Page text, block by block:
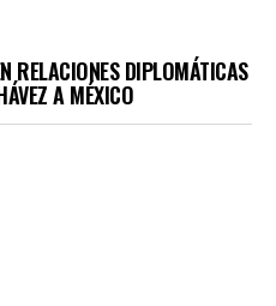
RELACIONES DIPLOMÁTICAS
A MÉXICO